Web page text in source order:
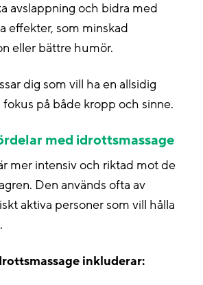
avslappning och bidra med
effekter, som minskad
eller bättre humör.
dig som vill ha en allsidig
på både kropp och sinne.
med idrottsmassage
mer intensiv och riktad mot de
Den används ofta av
aktiva personer som vill hålla
inkluderar: